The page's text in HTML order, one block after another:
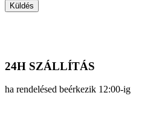
Küldés
24H SZÁLLÍTÁS
ha rendelésed beérkezik 12:00-ig